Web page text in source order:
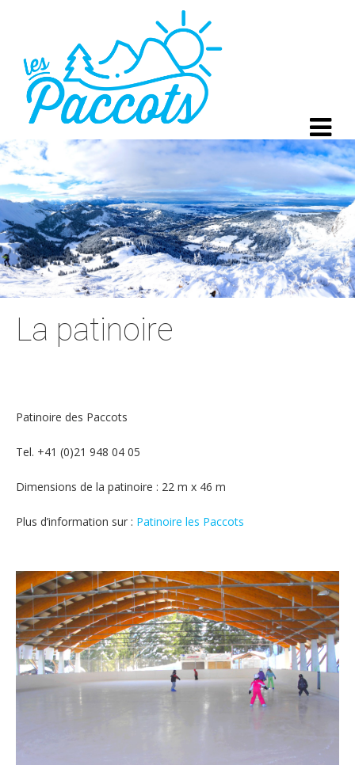
La patinoire
Patinoire des Paccots
Tel. +41 (0)21 948 04 05
Dimensions de la patinoire : 22 m x 46 m
Plus d’information sur : Patinoire les Paccots